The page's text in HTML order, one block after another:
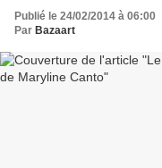
Publié le 24/02/2014 à 06:00
Par Bazaart